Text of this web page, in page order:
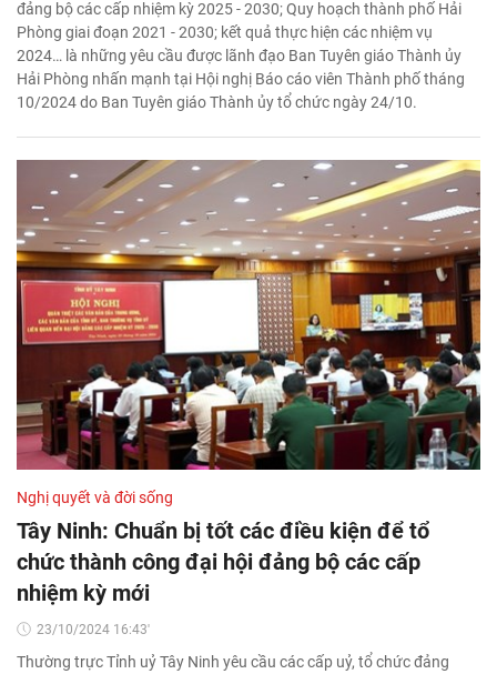
đảng bộ các cấp nhiệm kỳ 2025 - 2030; Quy hoạch thành phố Hải
Phòng giai đoạn 2021 - 2030; kết quả thực hiện các nhiệm vụ
2024… là những yêu cầu được lãnh đạo Ban Tuyên giáo Thành ủy
Hải Phòng nhấn mạnh tại Hội nghị Báo cáo viên Thành phố tháng
10/2024 do Ban Tuyên giáo Thành ủy tổ chức ngày 24/10.
Nghị quyết và đời sống
Tây Ninh: Chuẩn bị tốt các điều kiện để tổ
chức thành công đại hội đảng bộ các cấp
nhiệm kỳ mới
23/10/2024 16:43'
Thường trực Tỉnh uỷ Tây Ninh yêu cầu các cấp uỷ, tổ chức đảng